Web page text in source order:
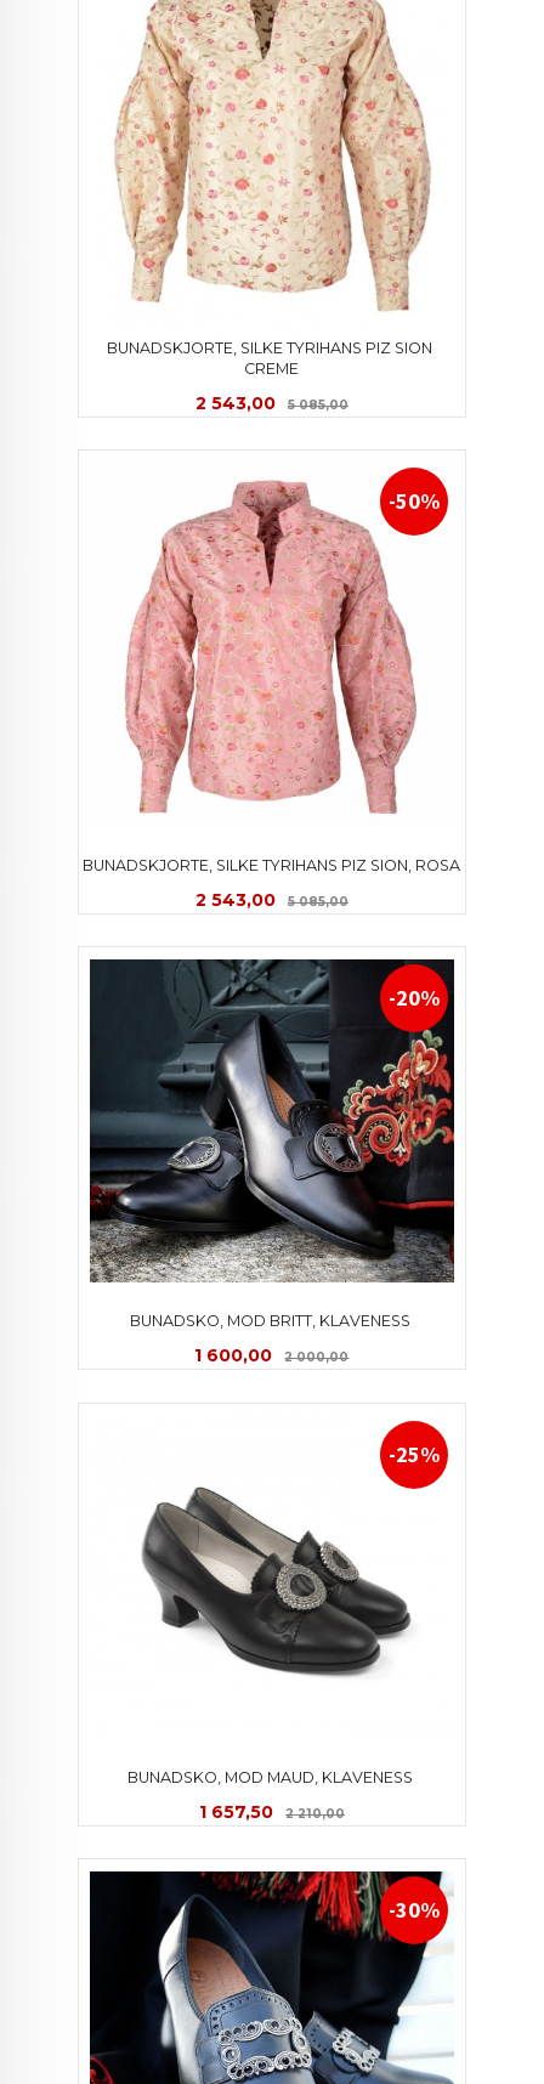
BUNADSKJORTE, SILKE TYRIHANS PIZ SION
CREME
Tilbud
2 543,00 5 085,00Rabatt
BUNADSKJORTE, SILKE TYRIHANS PIZ SION, ROSA
Tilbud
2 543,00 5 085,00Rabatt
-50%
BUNADSKO, MOD BRITT, KLAVENESS
Tilbud
1 600,00 2 000,00Rabatt
-20%
BUNADSKO, MOD MAUD, KLAVENESS
Tilbud
1 657,50 2 210,00Rabatt
-25%
-30%